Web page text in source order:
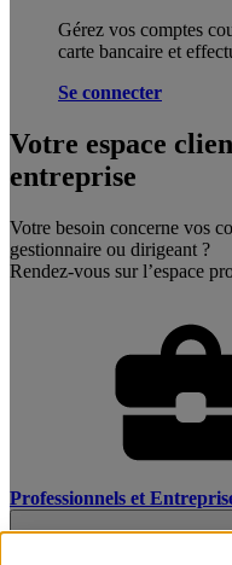
Gérez vos comptes
carte bancaire et
Se connecter
Votre espace
entreprise
Votre besoin concerne vos
gestionnaire ou dirigeant ?
Rendez-vous sur l’espace
Professionnels et